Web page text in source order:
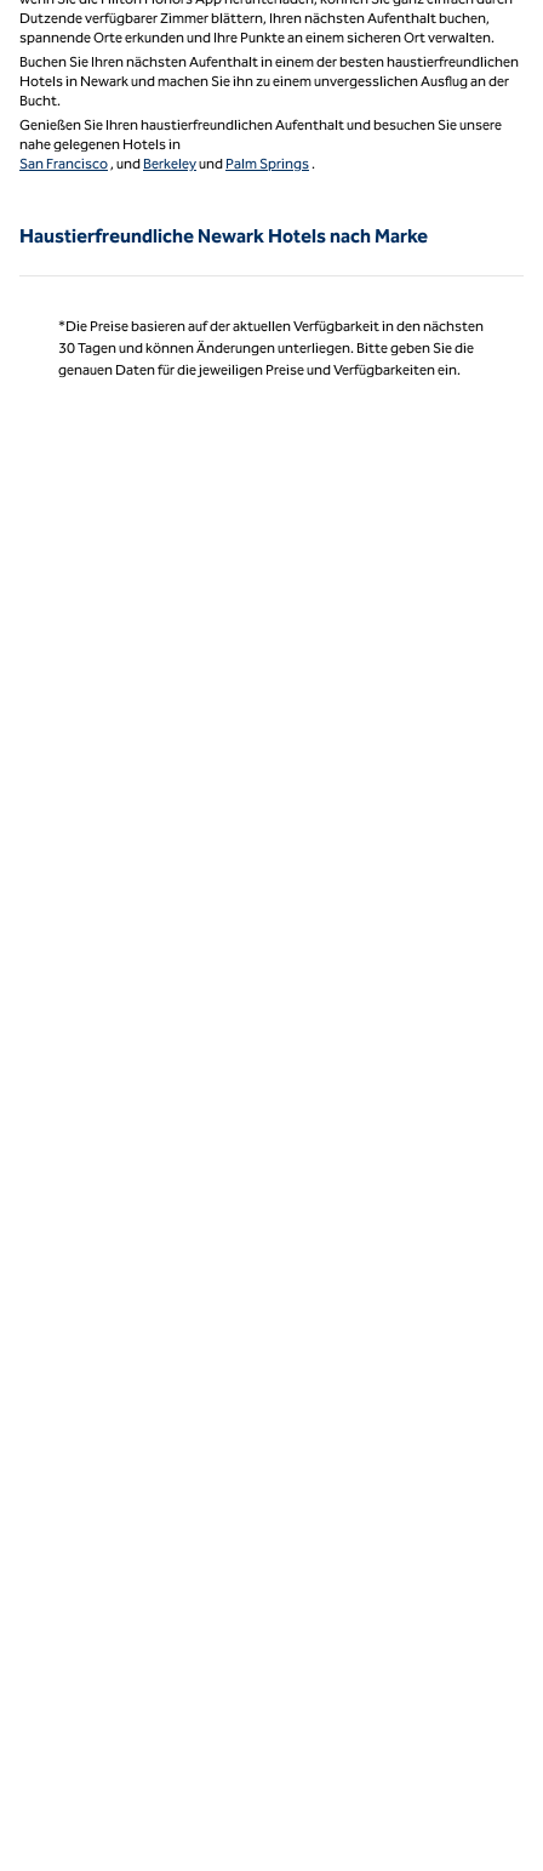
Dutzende verfügbarer Zimmer blättern, Ihren nächsten Aufenthalt buchen,
spannende Orte erkunden und Ihre Punkte an einem sicheren Ort verwalten.
Buchen Sie Ihren nächsten Aufenthalt in einem der besten haustierfreundlichen
Hotels in Newark und machen Sie ihn zu einem unvergesslichen Ausflug an der
Bucht.
Genießen Sie Ihren haustierfreundlichen Aufenthalt und besuchen Sie unsere
nahe gelegenen Hotels in
San Francisco, und Berkeleyund Palm Springs.
Haustierfreundliche Newark Hotels nach Marke
*Die Preise basieren auf der aktuellen Verfügbarkeit in den nächsten
30 Tagen und können Änderungen unterliegen. Bitte geben Sie die
genauen Daten für die jeweiligen Preise und Verfügbarkeiten ein.